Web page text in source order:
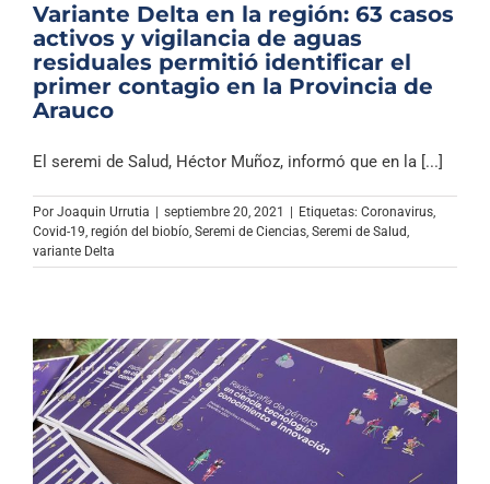
Variante Delta en la región: 63 casos
activos y vigilancia de aguas
residuales permitió identificar el
primer contagio en la Provincia de
Arauco
El seremi de Salud, Héctor Muñoz, informó que en la [...]
Por Joaquin Urrutia septiembre 20, 2021 Etiquetas: Coronavirus,
Covid-19, región del biobío, Seremi de Ciencias, Seremi de Salud,
variante Delta